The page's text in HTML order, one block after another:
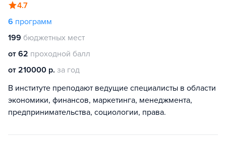
4.7
6 программ
199 бюджетных мест
от 62 проходной балл
от 210000 р. за год
В институте преподают ведущие специалисты в области
экономики, финансов, маркетинга, менеджмента,
предпринимательства, социологии, права.